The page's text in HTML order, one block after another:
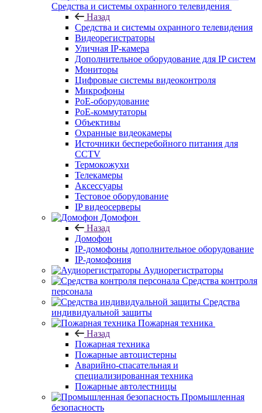
Средства и системы охранного телевидения
Назад
Средства и системы охранного телевидения
Видеорегистраторы
Уличная IP-камера
Дополнительное оборудование для IP систем
Мониторы
Цифровые системы видеоконтроля
Микрофоны
PoE-оборудование
PoE-коммутаторы
Объективы
Охранные видеокамеры
Источники бесперебойного питания для
CCTV
Термокожухи
Телекамеры
Аксессуары
Тестовое оборудование
IP видеосерверы
Домофон
Назад
Домофон
IP-домофоны дополнительное оборудование
IP-домофония
Аудиорегистраторы
Средства контроля
персонала
Средства
индивидуальной защиты
Пожарная техника
Назад
Пожарная техника
Пожарные автоцистерны
Аварийно-спасательная и
специализированная техника
Пожарные автолестницы
Промышленная
безопасность